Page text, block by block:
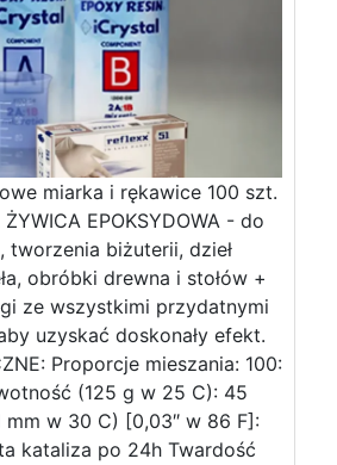
miarka i rękawice 100 szt.
ŻYWICA EPOKSYDOWA - do
tworzenia biżuterii, dzieł
obróbki drewna i stołów +
ze wszystkimi przydatnymi
uzyskać doskonały efekt.
Proporcje mieszania: 100:
(125 g w 25 C): 45
mm w 30 C) [0,03″ w 86 F]:
kataliza po 24h Twardość